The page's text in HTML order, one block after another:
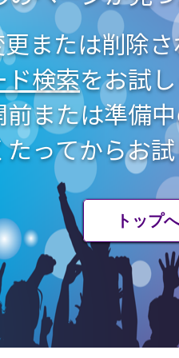
または削除さ
ド検索をお試し
または準備
たってからお
トップ